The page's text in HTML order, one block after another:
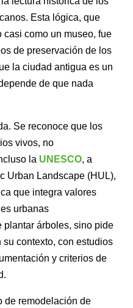
Esta lógica, que
como un museo, fue
de preservación de los
la ciudad antigua es un
de que nada
Se reconoce que los
vivos, no
la UNESCO, a
Urban Landscape (HUL),
que integra valores
urbanas
plantar árboles, sino pide
contexto, con estudios
y criterios de
de remodelación de